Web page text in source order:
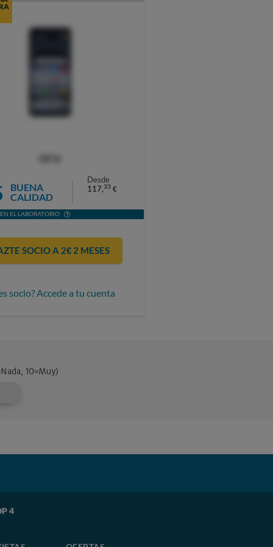
BUENA
CALIDAD
Desde
117,33 €
EL LABORATORIO
SOCIO A 2€ 2 MESES
socio? Accede a tu cuenta
4